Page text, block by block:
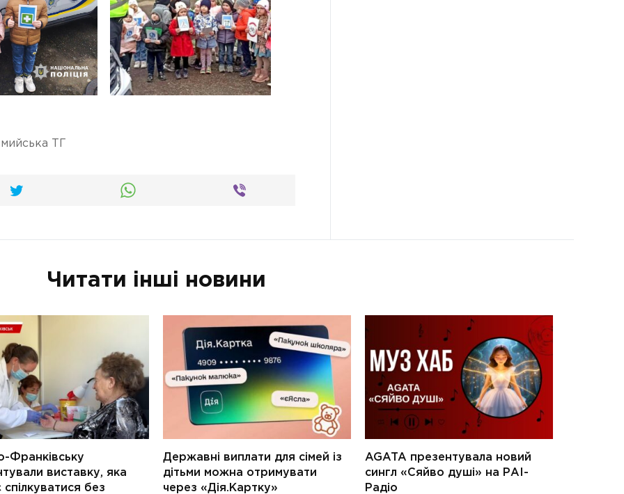
ТГ
Читати інші новини
Франківську
виставку, яка
спілкуватися без
Державні виплати для сімей із
дітьми можна отримувати
через «Дія.Картку»
AGATA презентувала новий
сингл «Сяйво душі» на РАІ-
Радіо